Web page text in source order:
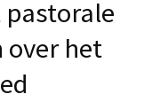
over het